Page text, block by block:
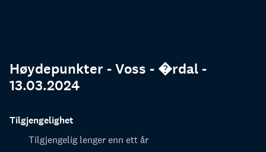
Høydepunkter - Voss - �rdal -
13.03.2024
Tilgjengelighet
Tilgjengelig lenger enn ett år